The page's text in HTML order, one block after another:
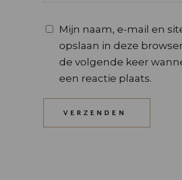
Mijn naam, e-mail en
opslaan in deze
de volgende keer
een reactie plaats.
VERZENDEN